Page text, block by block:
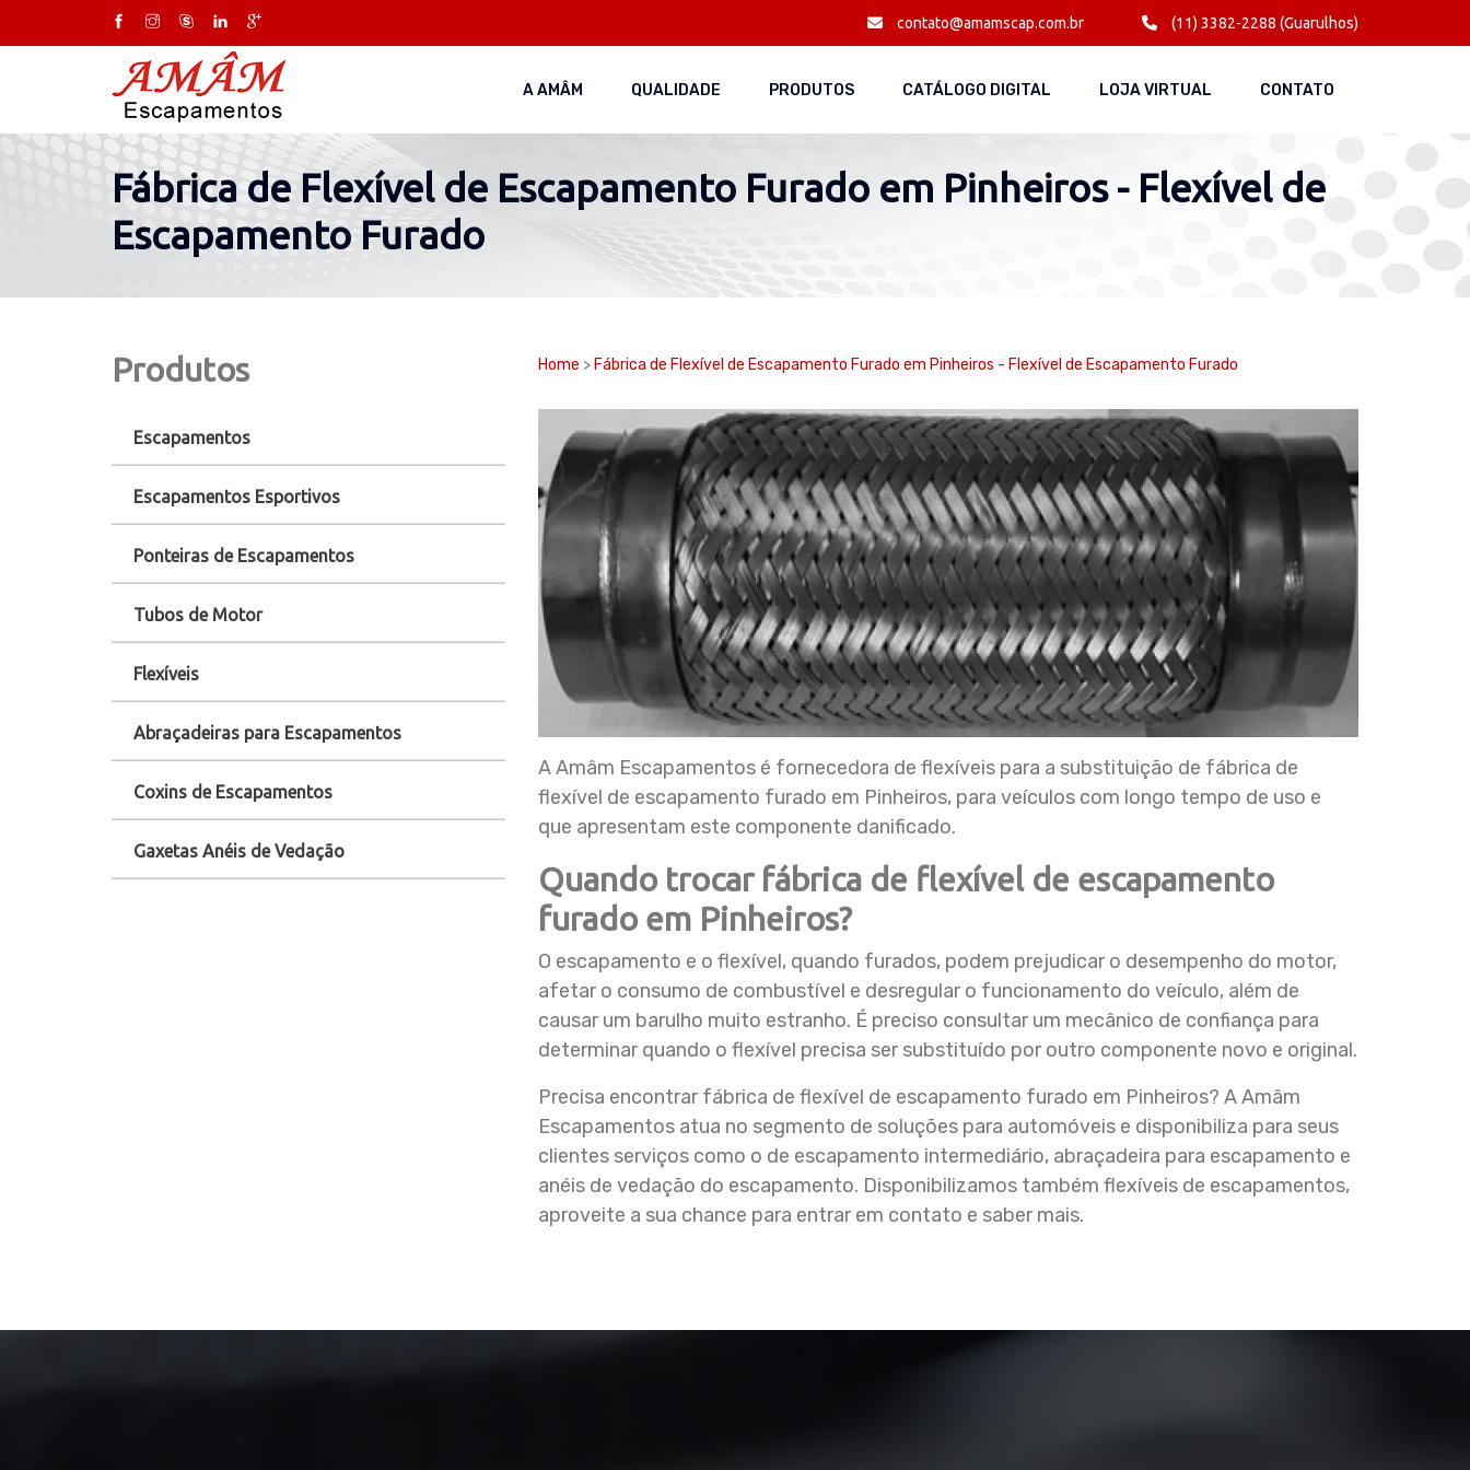
contato@amamscap.com.br (11) 3382-2288 (Guarulhos)
A AMÂM QUALIDADE PRODUTOS CATÁLOGO DIGITAL LOJA VIRTUAL CONTATO
Fábrica de Flexível de Escapamento Furado em Pinheiros - Flexível de
Escapamento Furado
Produtos
Escapamentos
Escapamentos Esportivos
Ponteiras de Escapamentos
Tubos de Motor
Flexíveis
Abraçadeiras para Escapamentos
Coxins de Escapamentos
Gaxetas Anéis de Vedação
Home > Fábrica de Flexível de Escapamento Furado em Pinheiros - Flexível de Escapamento Furado
A Amâm Escapamentos é fornecedora de flexíveis para a substituição de fábrica de
flexível de escapamento furado em Pinheiros, para veículos com longo tempo de uso e
que apresentam este componente danificado.
Quando trocar fábrica de flexível de escapamento
furado em Pinheiros?
O escapamento e o flexível, quando furados, podem prejudicar o desempenho do motor,
afetar o consumo de combustível e desregular o funcionamento do veículo, além de
causar um barulho muito estranho. É preciso consultar um mecânico de confiança para
determinar quando o flexível precisa ser substituído por outro componente novo e original.
Precisa encontrar fábrica de flexível de escapamento furado em Pinheiros? A Amâm
Escapamentos atua no segmento de soluções para automóveis e disponibiliza para seus
clientes serviços como o de escapamento intermediário, abraçadeira para escapamento e
anéis de vedação do escapamento. Disponibilizamos também flexíveis de escapamentos,
aproveite a sua chance para entrar em contato e saber mais.